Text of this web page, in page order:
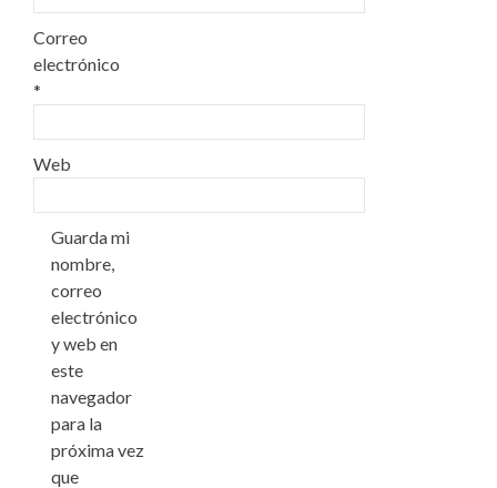
Correo
electrónico
*
Web
Guarda mi
nombre,
correo
electrónico
y web en
este
navegador
para la
próxima vez
que